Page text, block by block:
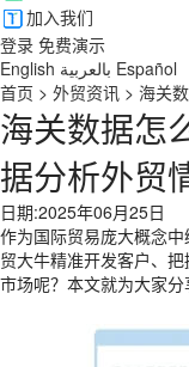
加入我们
登录 免费演示
English بالعربية Español
首页 > 外贸资讯 > 海关
海关数据怎
据分析外贸
日期:2025年06月25日
作为国际贸易庞大概念
贸大牛精准开发客户、
市场呢？本文就为大家分